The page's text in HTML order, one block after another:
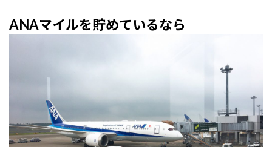
ANAマイルを貯めているなら